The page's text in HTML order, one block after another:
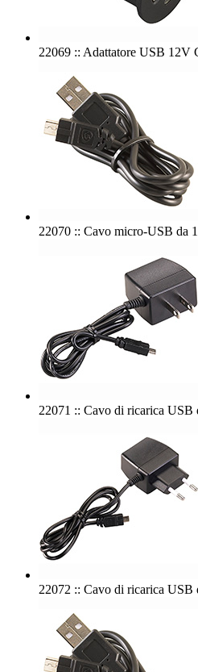
22069 :: Adattatore USB 12V
22070 :: Cavo micro-USB da
22071 :: Cavo di ricarica
22072 :: Cavo di ricarica